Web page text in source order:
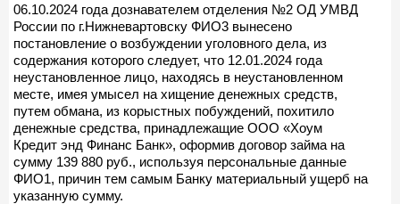
06.10.2024 года дознавателем отделения №2 ОД УМВД
России по г.Нижневартовску ФИО3 вынесено
постановление о возбуждении уголовного дела, из
содержания которого следует, что 12.01.2024 года
неустановленное лицо, находясь в неустановленном
месте, имея умысел на хищение денежных средств,
путем обмана, из корыстных побуждений, похитило
денежные средства, принадлежащие ООО «Хоум
Кредит энд Финанс Банк», оформив договор займа на
сумму 139 880 руб., используя персональные данные
ФИО1, причин тем самым Банку материальный ущерб на
указанную сумму.